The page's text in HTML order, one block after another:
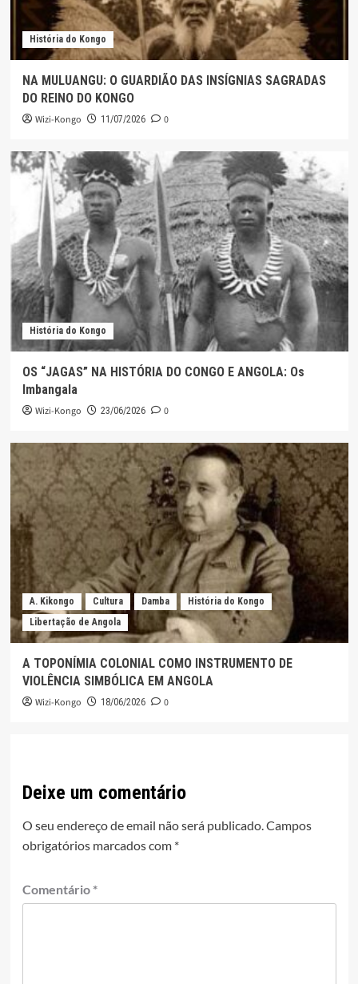
História do Kongo
NA MULUANGU: O GUARDIÃO DAS INSÍGNIAS SAGRADAS
DO REINO DO KONGO
Wizi-Kongo 11/07/2026 0
História do Kongo
OS “JAGAS” NA HISTÓRIA DO CONGO E ANGOLA: Os
Imbangala
Wizi-Kongo 23/06/2026 0
A. Kikongo Cultura Damba
História do Kongo
Libertação de Angola
A TOPONÍMIA COLONIAL COMO INSTRUMENTO DE
VIOLÊNCIA SIMBÓLICA EM ANGOLA
Wizi-Kongo 18/06/2026 0
Deixe um comentário
O seu endereço de email não será publicado.Campos
obrigatórios marcados com *
Comentário *